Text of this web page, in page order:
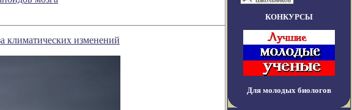
климатических изменений
КОНКУРСЫ
Для молодых биологов